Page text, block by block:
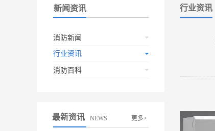
新闻资讯
消防新闻
行业资讯
消防百科
最新资讯 NEWS 更多>
行业资讯